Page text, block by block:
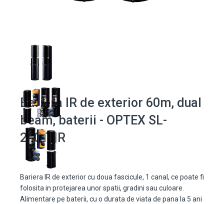
Bariera IR de exterior 60m, dual
beam, baterii - OPTEX SL-
200TNR
Bariera IR de exterior cu doua fascicule, 1 canal, ce poate fi
folosita in protejarea unor spatii, gradini sau culoare.
Alimentare pe baterii, cu o durata de viata de pana la 5 ani